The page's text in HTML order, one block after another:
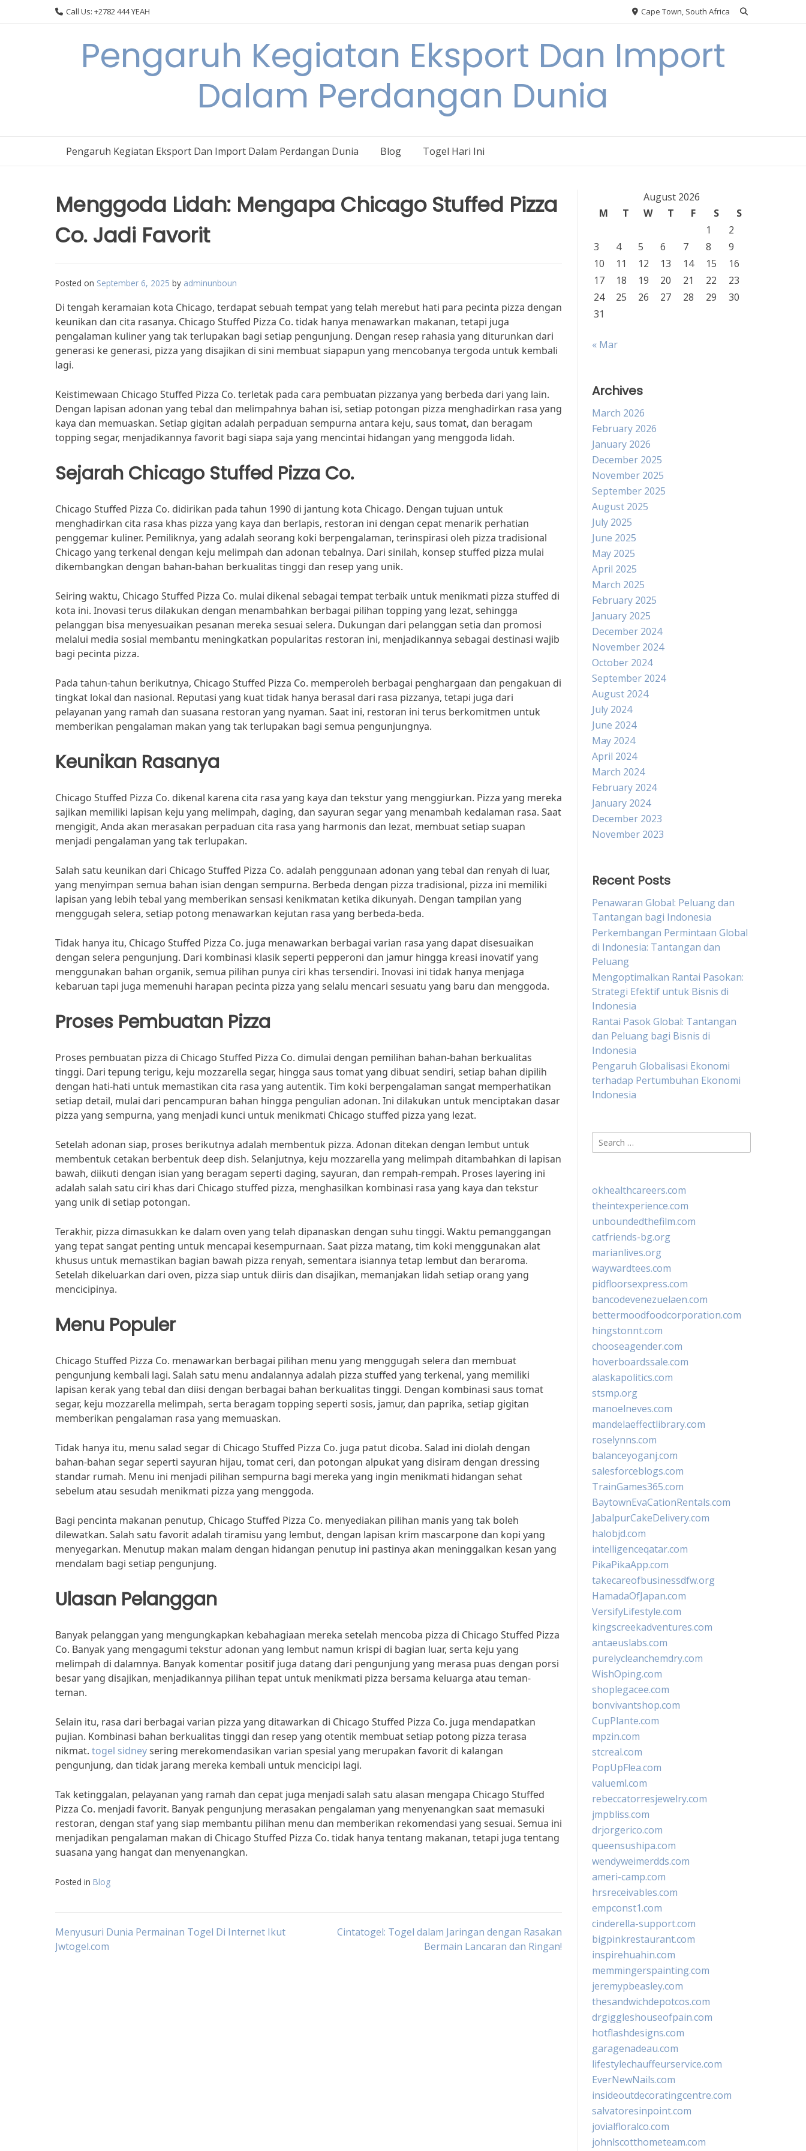
Call Us: +2782 444 YEAH Cape Town, South Africa
Pengaruh Kegiatan Eksport Dan Import
Dalam Perdangan Dunia
Pengaruh Kegiatan Eksport Dan Import Dalam Perdangan Dunia Blog Togel Hari Ini
Menggoda Lidah: Mengapa Chicago Stuffed Pizza
Co. Jadi Favorit
Posted on September 6, 2025 by adminunboun
Di tengah keramaian kota Chicago, terdapat sebuah tempat yang telah merebut hati para pecinta pizza dengan
keunikan dan cita rasanya. Chicago Stuffed Pizza Co. tidak hanya menawarkan makanan, tetapi juga
pengalaman kuliner yang tak terlupakan bagi setiap pengunjung. Dengan resep rahasia yang diturunkan dari
generasi ke generasi, pizza yang disajikan di sini membuat siapapun yang mencobanya tergoda untuk kembali
lagi.
Keistimewaan Chicago Stuffed Pizza Co. terletak pada cara pembuatan pizzanya yang berbeda dari yang lain.
Dengan lapisan adonan yang tebal dan melimpahnya bahan isi, setiap potongan pizza menghadirkan rasa yang
kaya dan memuaskan. Setiap gigitan adalah perpaduan sempurna antara keju, saus tomat, dan beragam
topping segar, menjadikannya favorit bagi siapa saja yang mencintai hidangan yang menggoda lidah.
Sejarah Chicago Stuffed Pizza Co.
Chicago Stuffed Pizza Co. didirikan pada tahun 1990 di jantung kota Chicago. Dengan tujuan untuk
menghadirkan cita rasa khas pizza yang kaya dan berlapis, restoran ini dengan cepat menarik perhatian
penggemar kuliner. Pemiliknya, yang adalah seorang koki berpengalaman, terinspirasi oleh pizza tradisional
Chicago yang terkenal dengan keju melimpah dan adonan tebalnya. Dari sinilah, konsep stuffed pizza mulai
dikembangkan dengan bahan-bahan berkualitas tinggi dan resep yang unik.
Seiring waktu, Chicago Stuffed Pizza Co. mulai dikenal sebagai tempat terbaik untuk menikmati pizza stuffed di
kota ini. Inovasi terus dilakukan dengan menambahkan berbagai pilihan topping yang lezat, sehingga
pelanggan bisa menyesuaikan pesanan mereka sesuai selera. Dukungan dari pelanggan setia dan promosi
melalui media sosial membantu meningkatkan popularitas restoran ini, menjadikannya sebagai destinasi wajib
bagi pecinta pizza.
Pada tahun-tahun berikutnya, Chicago Stuffed Pizza Co. memperoleh berbagai penghargaan dan pengakuan di
tingkat lokal dan nasional. Reputasi yang kuat tidak hanya berasal dari rasa pizzanya, tetapi juga dari
pelayanan yang ramah dan suasana restoran yang nyaman. Saat ini, restoran ini terus berkomitmen untuk
memberikan pengalaman makan yang tak terlupakan bagi semua pengunjungnya.
Keunikan Rasanya
Chicago Stuffed Pizza Co. dikenal karena cita rasa yang kaya dan tekstur yang menggiurkan. Pizza yang mereka
sajikan memiliki lapisan keju yang melimpah, daging, dan sayuran segar yang menambah kedalaman rasa. Saat
mengigit, Anda akan merasakan perpaduan cita rasa yang harmonis dan lezat, membuat setiap suapan
menjadi pengalaman yang tak terlupakan.
Salah satu keunikan dari Chicago Stuffed Pizza Co. adalah penggunaan adonan yang tebal dan renyah di luar,
yang menyimpan semua bahan isian dengan sempurna. Berbeda dengan pizza tradisional, pizza ini memiliki
lapisan yang lebih tebal yang memberikan sensasi kenikmatan ketika dikunyah. Dengan tampilan yang
menggugah selera, setiap potong menawarkan kejutan rasa yang berbeda-beda.
Tidak hanya itu, Chicago Stuffed Pizza Co. juga menawarkan berbagai varian rasa yang dapat disesuaikan
dengan selera pengunjung. Dari kombinasi klasik seperti pepperoni dan jamur hingga kreasi inovatif yang
menggunakan bahan organik, semua pilihan punya ciri khas tersendiri. Inovasi ini tidak hanya menjaga
kebaruan tapi juga memenuhi harapan pecinta pizza yang selalu mencari sesuatu yang baru dan menggoda.
Proses Pembuatan Pizza
Proses pembuatan pizza di Chicago Stuffed Pizza Co. dimulai dengan pemilihan bahan-bahan berkualitas
tinggi. Dari tepung terigu, keju mozzarella segar, hingga saus tomat yang dibuat sendiri, setiap bahan dipilih
dengan hati-hati untuk memastikan cita rasa yang autentik. Tim koki berpengalaman sangat memperhatikan
setiap detail, mulai dari pencampuran bahan hingga pengulian adonan. Ini dilakukan untuk menciptakan dasar
pizza yang sempurna, yang menjadi kunci untuk menikmati Chicago stuffed pizza yang lezat.
Setelah adonan siap, proses berikutnya adalah membentuk pizza. Adonan ditekan dengan lembut untuk
membentuk cetakan berbentuk deep dish. Selanjutnya, keju mozzarella yang melimpah ditambahkan di lapisan
bawah, diikuti dengan isian yang beragam seperti daging, sayuran, dan rempah-rempah. Proses layering ini
adalah salah satu ciri khas dari Chicago stuffed pizza, menghasilkan kombinasi rasa yang kaya dan tekstur
yang unik di setiap potongan.
Terakhir, pizza dimasukkan ke dalam oven yang telah dipanaskan dengan suhu tinggi. Waktu pemanggangan
yang tepat sangat penting untuk mencapai kesempurnaan. Saat pizza matang, tim koki menggunakan alat
khusus untuk memastikan bagian bawah pizza renyah, sementara isiannya tetap lembut dan beraroma.
Setelah dikeluarkan dari oven, pizza siap untuk diiris dan disajikan, memanjakan lidah setiap orang yang
mencicipinya.
Menu Populer
Chicago Stuffed Pizza Co. menawarkan berbagai pilihan menu yang menggugah selera dan membuat
pengunjung kembali lagi. Salah satu menu andalannya adalah pizza stuffed yang terkenal, yang memiliki
lapisan kerak yang tebal dan diisi dengan berbagai bahan berkualitas tinggi. Dengan kombinasi saus tomat
segar, keju mozzarella melimpah, serta beragam topping seperti sosis, jamur, dan paprika, setiap gigitan
memberikan pengalaman rasa yang memuaskan.
Tidak hanya itu, menu salad segar di Chicago Stuffed Pizza Co. juga patut dicoba. Salad ini diolah dengan
bahan-bahan segar seperti sayuran hijau, tomat ceri, dan potongan alpukat yang disiram dengan dressing
standar rumah. Menu ini menjadi pilihan sempurna bagi mereka yang ingin menikmati hidangan sehat
sebelum atau sesudah menikmati pizza yang menggoda.
Bagi pencinta makanan penutup, Chicago Stuffed Pizza Co. menyediakan pilihan manis yang tak boleh
dilewatkan. Salah satu favorit adalah tiramisu yang lembut, dengan lapisan krim mascarpone dan kopi yang
menyegarkan. Menutup makan malam dengan hidangan penutup ini pastinya akan meninggalkan kesan yang
mendalam bagi setiap pengunjung.
Ulasan Pelanggan
Banyak pelanggan yang mengungkapkan kebahagiaan mereka setelah mencoba pizza di Chicago Stuffed Pizza
Co. Banyak yang mengagumi tekstur adonan yang lembut namun krispi di bagian luar, serta keju yang
melimpah di dalamnya. Banyak komentar positif juga datang dari pengunjung yang merasa puas dengan porsi
besar yang disajikan, menjadikannya pilihan tepat untuk menikmati pizza bersama keluarga atau teman-
teman.
Selain itu, rasa dari berbagai varian pizza yang ditawarkan di Chicago Stuffed Pizza Co. juga mendapatkan
pujian. Kombinasi bahan berkualitas tinggi dan resep yang otentik membuat setiap potong pizza terasa
nikmat. togel sidneysering merekomendasikan varian spesial yang merupakan favorit di kalangan
pengunjung, dan tidak jarang mereka kembali untuk mencicipi lagi.
Tak ketinggalan, pelayanan yang ramah dan cepat juga menjadi salah satu alasan mengapa Chicago Stuffed
Pizza Co. menjadi favorit. Banyak pengunjung merasakan pengalaman yang menyenangkan saat memasuki
restoran, dengan staf yang siap membantu pilihan menu dan memberikan rekomendasi yang sesuai. Semua ini
menjadikan pengalaman makan di Chicago Stuffed Pizza Co. tidak hanya tentang makanan, tetapi juga tentang
suasana yang hangat dan menyenangkan.
Posted in Blog
Post
Menyusuri Dunia Permainan Togel Di Internet Ikut
Jwtogel.com
Cintatogel: Togel dalam Jaringan dengan Rasakan
Bermain Lancaran dan Ringan!
August 2026
M
T W T F S
S
1
2
3
4 5 6 7 8
9
10
11 12 13 14 15
16
17
18 19 20 21 22
23
24
25 26 27 28 29
30
31
« Mar
Archives
March 2026
February 2026
January 2026
December 2025
November 2025
September 2025
August 2025
July 2025
June 2025
May 2025
April 2025
March 2025
February 2025
January 2025
December 2024
November 2024
October 2024
September 2024
August 2024
July 2024
June 2024
May 2024
April 2024
March 2024
February 2024
January 2024
December 2023
November 2023
Recent Posts
Penawaran Global: Peluang dan
Tantangan bagi Indonesia
Perkembangan Permintaan Global
di Indonesia: Tantangan dan
Peluang
Mengoptimalkan Rantai Pasokan:
Strategi Efektif untuk Bisnis di
Indonesia
Rantai Pasok Global: Tantangan
dan Peluang bagi Bisnis di
Indonesia
Pengaruh Globalisasi Ekonomi
terhadap Pertumbuhan Ekonomi
Indonesia
Search
for:
okhealthcareers.com
theintexperience.com
unboundedthefilm.com
catfriends-bg.org
marianlives.org
waywardtees.com
pidfloorsexpress.com
bancodevenezuelaen.com
bettermoodfoodcorporation.com
hingstonnt.com
chooseagender.com
hoverboardssale.com
alaskapolitics.com
stsmp.org
manoelneves.com
mandelaeffectlibrary.com
roselynns.com
balanceyoganj.com
salesforceblogs.com
TrainGames365.com
BaytownEvaCationRentals.com
JabalpurCakeDelivery.com
halobjd.com
intelligenceqatar.com
PikaPikaApp.com
takecareofbusinessdfw.org
HamadaOfJapan.com
VersifyLifestyle.com
kingscreekadventures.com
antaeuslabs.com
purelycleanchemdry.com
WishOping.com
shoplegacee.com
bonvivantshop.com
CupPlante.com
mpzin.com
stcreal.com
PopUpFlea.com
valueml.com
rebeccatorresjewelry.com
jmpbliss.com
drjorgerico.com
queensushipa.com
wendyweimerdds.com
ameri-camp.com
hrsreceivables.com
empconst1.com
cinderella-support.com
bigpinkrestaurant.com
inspirehuahin.com
memmingerspainting.com
jeremypbeasley.com
thesandwichdepotcos.com
drgiggleshouseofpain.com
hotflashdesigns.com
garagenadeau.com
lifestylechauffeurservice.com
EverNewNails.com
insideoutdecoratingcentre.com
salvatoresinpoint.com
jovialfloralco.com
johnlscotthometeam.com